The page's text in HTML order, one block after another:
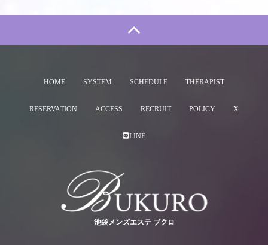
HOME SYSTEM SCHEDULE THERAPIST
RESERVATION ACCESS RECRUIT POLICY X
LINE
池袋メンズエステ ブクロ